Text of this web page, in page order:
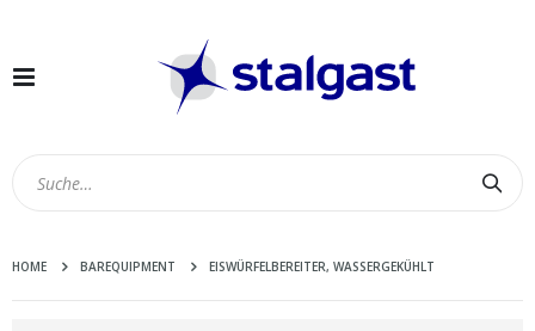
Navigation
HOME BAREQUIPMENT EISWÜRFELBEREITER, WASSERGEKÜHLT